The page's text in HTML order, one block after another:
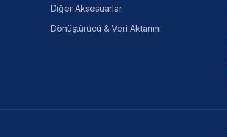
Diğer Aksesuarlar
Dönüştürücü & Veri Aktarımı